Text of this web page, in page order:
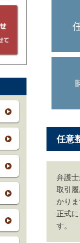
任意
弁護
取引
かりま
正式
す。